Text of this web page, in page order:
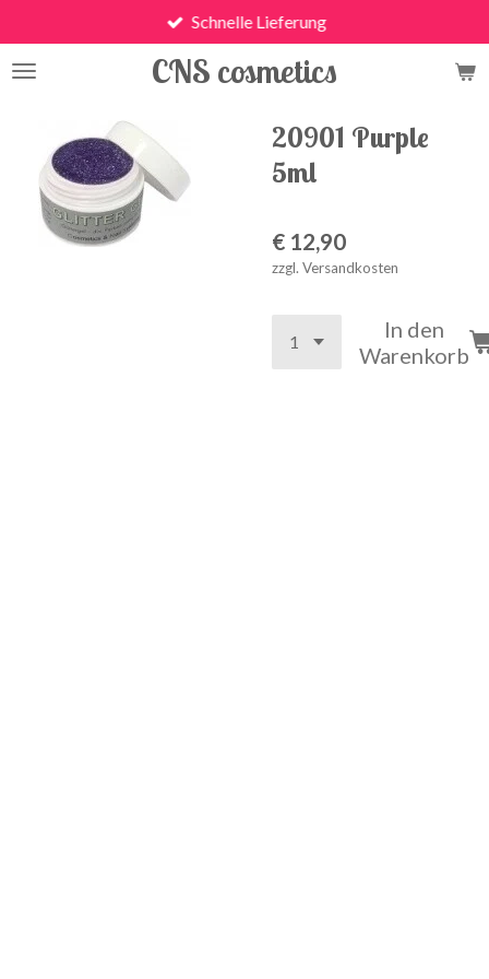
Hauptinhalt
springen
CNS cosmetics
Schnelle Lieferung
20901 Purple
5ml
€ 12,90
zzgl. Versandkosten
In den
Warenkorb